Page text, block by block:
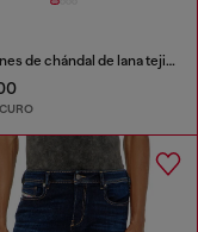
Pantalones de chándal de lana tejida con estampado inverso